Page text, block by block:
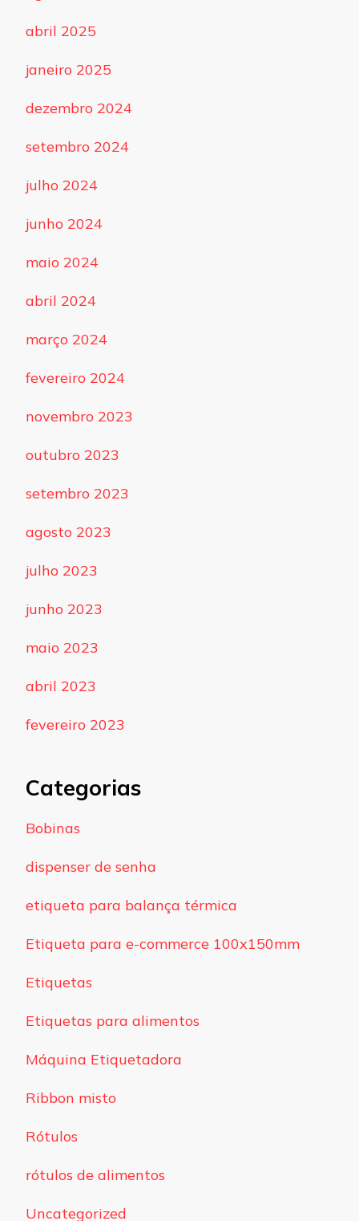
abril 2025
janeiro 2025
dezembro 2024
setembro 2024
julho 2024
junho 2024
maio 2024
abril 2024
março 2024
fevereiro 2024
novembro 2023
outubro 2023
setembro 2023
agosto 2023
julho 2023
junho 2023
maio 2023
abril 2023
fevereiro 2023
Categorias
Bobinas
dispenser de senha
etiqueta para balança térmica
Etiqueta para e-commerce 100x150mm
Etiquetas
Etiquetas para alimentos
Máquina Etiquetadora
Ribbon misto
Rótulos
rótulos de alimentos
Uncategorized